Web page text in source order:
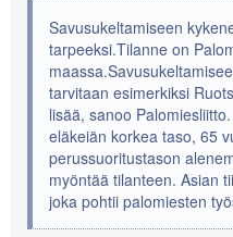
Savusukeltamiseen
tarpeeksi.Tilanne on
tarvitaan esimerkiksi
lisää, sanoo
eläkeiän korkea taso, 65
perussuoritustason
myöntää tilanteen. Asian
joka pohtii palomiesten